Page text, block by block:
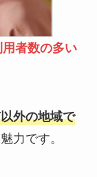
者数の多い
外の地域で
力です。